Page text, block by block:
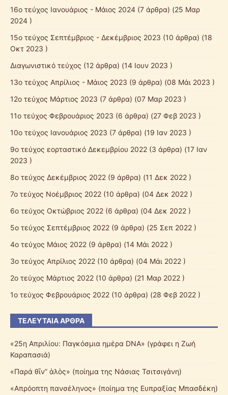
16ο τεύχος Ιανουάριος - Μάιος 2024 (7 άρθρα) (25 Μαρ
2024 )
15ο τεύχος Σεπτέμβριος - Δεκέμβριος 2023 (10 άρθρα) (18
Οκτ 2023 )
Διαγωνιστικό τεύχος (12 άρθρα) (14 Ιουν 2023 )
13ο τεύχος Απρίλιος - Μάιος 2023 (9 άρθρα) (08 Μάι 2023 )
12o τεύχος Μάρτιος 2023 (7 άρθρα) (07 Μαρ 2023 )
11ο τεύχος Φεβρουάριος 2023 (6 άρθρα) (27 Φεβ 2023 )
10o τεύχος Ιανουάριος 2023 (7 άρθρα) (19 Ιαν 2023 )
9o τεύχος εορταστικό Δεκεμβρίου 2022 (3 άρθρα) (17 Ιαν
2023 )
8ο τεύχος Δεκέμβριος 2022 (9 άρθρα) (11 Δεκ 2022 )
7o τεύχος Νοέμβριος 2022 (10 άρθρα) (04 Δεκ 2022 )
6o τεύχος Οκτώβριος 2022 (6 άρθρα) (04 Δεκ 2022 )
5o τεύχος Σεπτέμβριος 2022 (9 άρθρα) (25 Σεπ 2022 )
4ο τεύχος Μάιος 2022 (9 άρθρα) (14 Μάι 2022 )
3ο τεύχος Απρίλιος 2022 (10 άρθρα) (04 Μάι 2022 )
2o τεύχος Μάρτιος 2022 (10 άρθρα) (21 Μαρ 2022 )
1o τεύχος Φεβρουάριος 2022 (10 άρθρα) (28 Φεβ 2022 )
ΤΕΛΕΥΤΑΊΑ ΆΡΘΡΑ
«25η Απριλίου: Παγκόσμια ημέρα DNA» (γράφει η Ζωή
Καραπασιά)
«Παρά θῖν” ἁλὸς» (ποίημα της Νάσιας Τσιτσιγάνη)
«Απρόοπτη πανσέληνος» (ποίημα της Ευπραξίας Μπασδέκη)